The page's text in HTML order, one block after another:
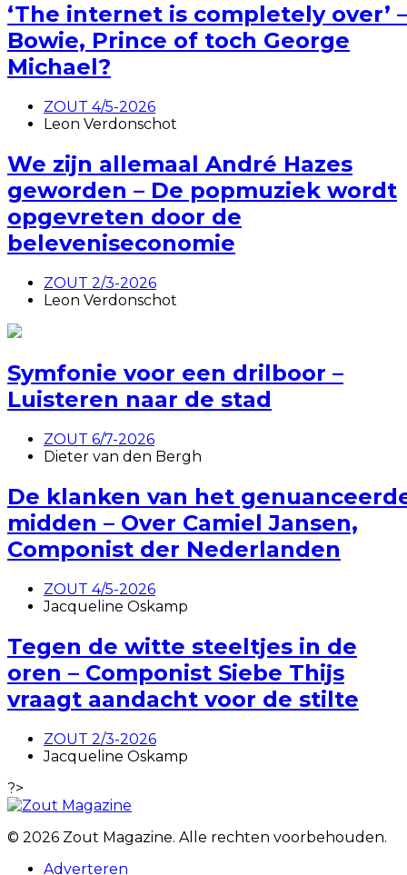
‘The internet is completely over’ –
Bowie, Prince of toch George
Michael?
ZOUT 4/5-2026
Leon Verdonschot
We zijn allemaal André Hazes
geworden – De popmuziek wordt
opgevreten door de
beleveniseconomie
ZOUT 2/3-2026
Leon Verdonschot
Symfonie voor een drilboor –
Luisteren naar de stad
ZOUT 6/7-2026
Dieter van den Bergh
De klanken van het
midden – Over Camiel Jansen,
Componist der Nederlanden
ZOUT 4/5-2026
Jacqueline Oskamp
Tegen de witte steeltjes in de
oren – Componist Siebe Thijs
vraagt aandacht voor de stilte
ZOUT 2/3-2026
Jacqueline Oskamp
?>
© 2026 Zout Magazine. Alle rechten voorbehouden.
Adverteren